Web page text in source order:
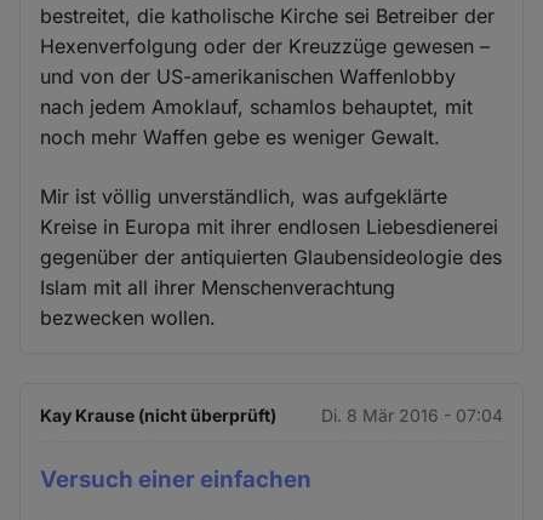
bestreitet, die katholische Kirche sei Betreiber der
Hexenverfolgung oder der Kreuzzüge gewesen –
und von der US-amerikanischen Waffenlobby
nach jedem Amoklauf, schamlos behauptet, mit
noch mehr Waffen gebe es weniger Gewalt.
Mir ist völlig unverständlich, was aufgeklärte
Kreise in Europa mit ihrer endlosen Liebesdienerei
gegenüber der antiquierten Glaubensideologie des
Islam mit all ihrer Menschenverachtung
bezwecken wollen.
Kay Krause (nicht überprüft) Di. 8 Mär 2016 - 07:04
Versuch einer einfachen